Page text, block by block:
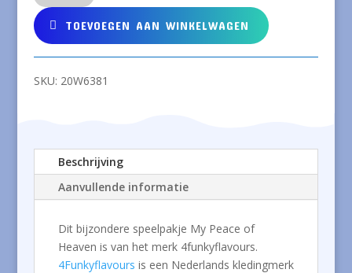
Peace
of
Heaven
aantal
TOEVOEGEN AAN WINKELWAGEN
SKU: 20W6381
Beschrijving
Aanvullende informatie
Dit bijzondere speelpakje My Peace of
Heaven is van het merk 4funkyflavours.
4Funkyflavours is een Nederlands kledingmerk